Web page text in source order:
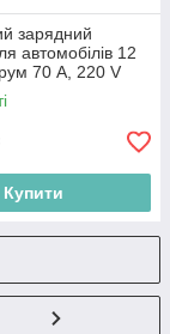
зарядний
автомобілів 12
70 A, 220 V
IPS-5PRO
Купити